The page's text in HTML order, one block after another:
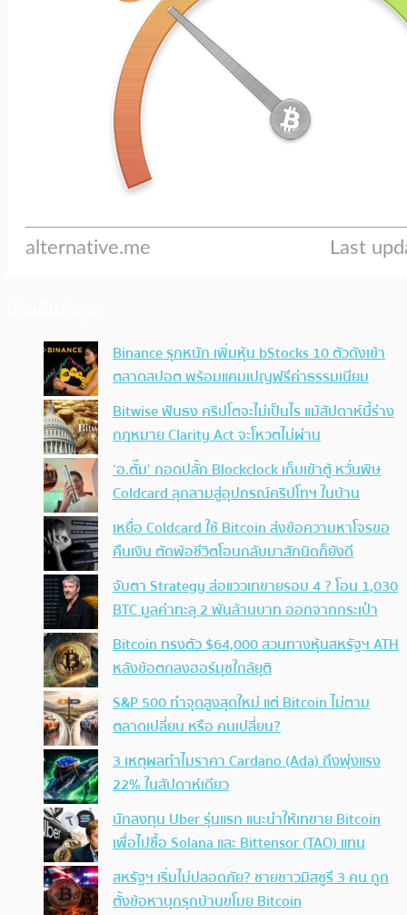
Binance รุกหนัก เพิ่มหุ้น bStocks 10 ตัวดังเข้า
ตลาดสปอต พร้อมแคมเปญฟรีค่าธรรมเนียม
Bitwise ฟันธง คริปโตจะไม่เป็นไร แม้สัปดาห์นี้ร่าง
กฎหมาย Clarity Act จะโหวตไม่ผ่าน
‘อ.ตั๊ม’ ถอดปลั้ก Blockclock เก็บเข้าตู้ หวั่นพิษ
Coldcard ลุกลามสู่อุปกรณ์คริปโทฯ ในบ้าน
เหยื่อ Coldcard ใช้ Bitcoin ส่งข้อความหาโจรขอ
คืนเงิน ตัดพ้อชีวิตโอนกลับมาสักนิดก็ยังดี
จับตา Strategy ส่อแววเทขายรอบ 4 ? โอน 1,030
BTC มูลค่าทะลุ 2 พันล้านบาท ออกจากกระเป๋า
Bitcoin ทรงตัว $64,000 สวนทางหุ้นสหรัฐฯ ATH
หลังข้อตกลงฮอร์มุซใกล้ยุติ
S&P 500 ทำจุดสูงสุดใหม่ แต่ Bitcoin ไม่ตาม
ตลาดเปลี่ยน หรือ คนเปลี่ยน?
3 เหตุผลทำไมราคา Cardano (Ada) ถึงพุ่งแรง
22% ในสัปดาห์เดียว
นักลงทุน Uber รุ่นแรก แนะนำให้เทขาย Bitcoin
เพื่อไปซื้อ Solana และ Bittensor (TAO) แทน
สหรัฐฯ เริ่มไม่ปลอดภัย? ชายชาวมิสซูรี 3 คน ถูก
ตั้งข้อหาบุกรุกบ้านขโมย Bitcoin